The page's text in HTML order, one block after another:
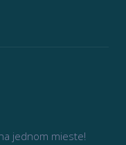
jednom mieste!